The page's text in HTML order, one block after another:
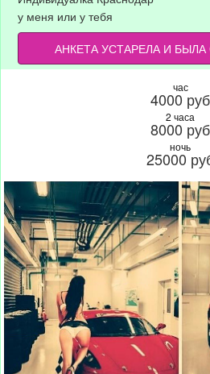
у меня или у тебя
АНКЕТА УСТАРЕЛА И
час
4000 руб
2 часа
8000 руб
ночь
25000